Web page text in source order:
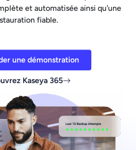
et automatisée ainsi qu'une
fiable.
une démonstration
Kaseya 365